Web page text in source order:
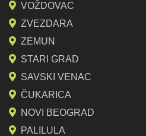
VOŽDOVAC
ZVEZDARA
ZEMUN
STARI GRAD
SAVSKI VENAC
ČUKARICA
NOVI BEOGRAD
PALILULA